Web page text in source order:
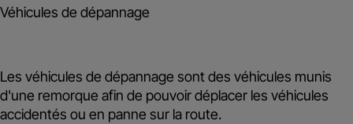
Véhicules de dépannage
Les véhicules de dépannage sont des véhicules munis
d'une remorque afin de pouvoir déplacer les véhicules
accidentés ou en panne sur la route.